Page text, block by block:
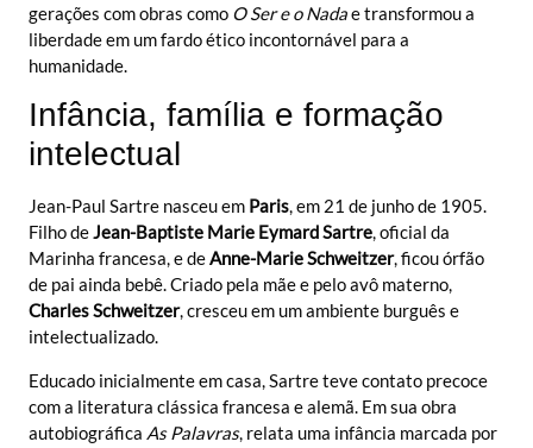
gerações com obras como O Ser e o Nadae transformou a
liberdade em um fardo ético incontornável para a
humanidade.
Infância, família e formação
intelectual
Jean-Paul Sartre nasceu em Paris, em 21 de junho de 1905.
Filho deJean-Baptiste Marie Eymard Sartre, oficial da
Marinha francesa, e deAnne-Marie Schweitzer, ficou órfão
de pai ainda bebê. Criado pela mãe e pelo avô materno,
Charles Schweitzer, cresceu em um ambiente burguês e
intelectualizado.
Educado inicialmente em casa, Sartre teve contato precoce
com a literatura clássica francesa e alemã. Em sua obra
autobiográfica As Palavras, relata uma infância marcada por